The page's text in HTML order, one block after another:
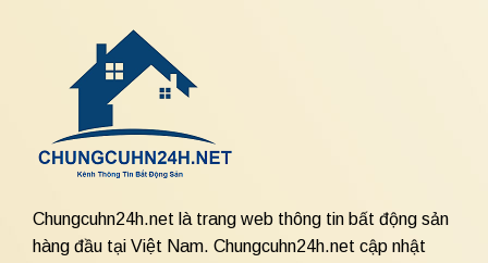
Chungcuhn24h.net là trang web thông tin bất động sản
hàng đầu tại Việt Nam. Chungcuhn24h.net cập nhật